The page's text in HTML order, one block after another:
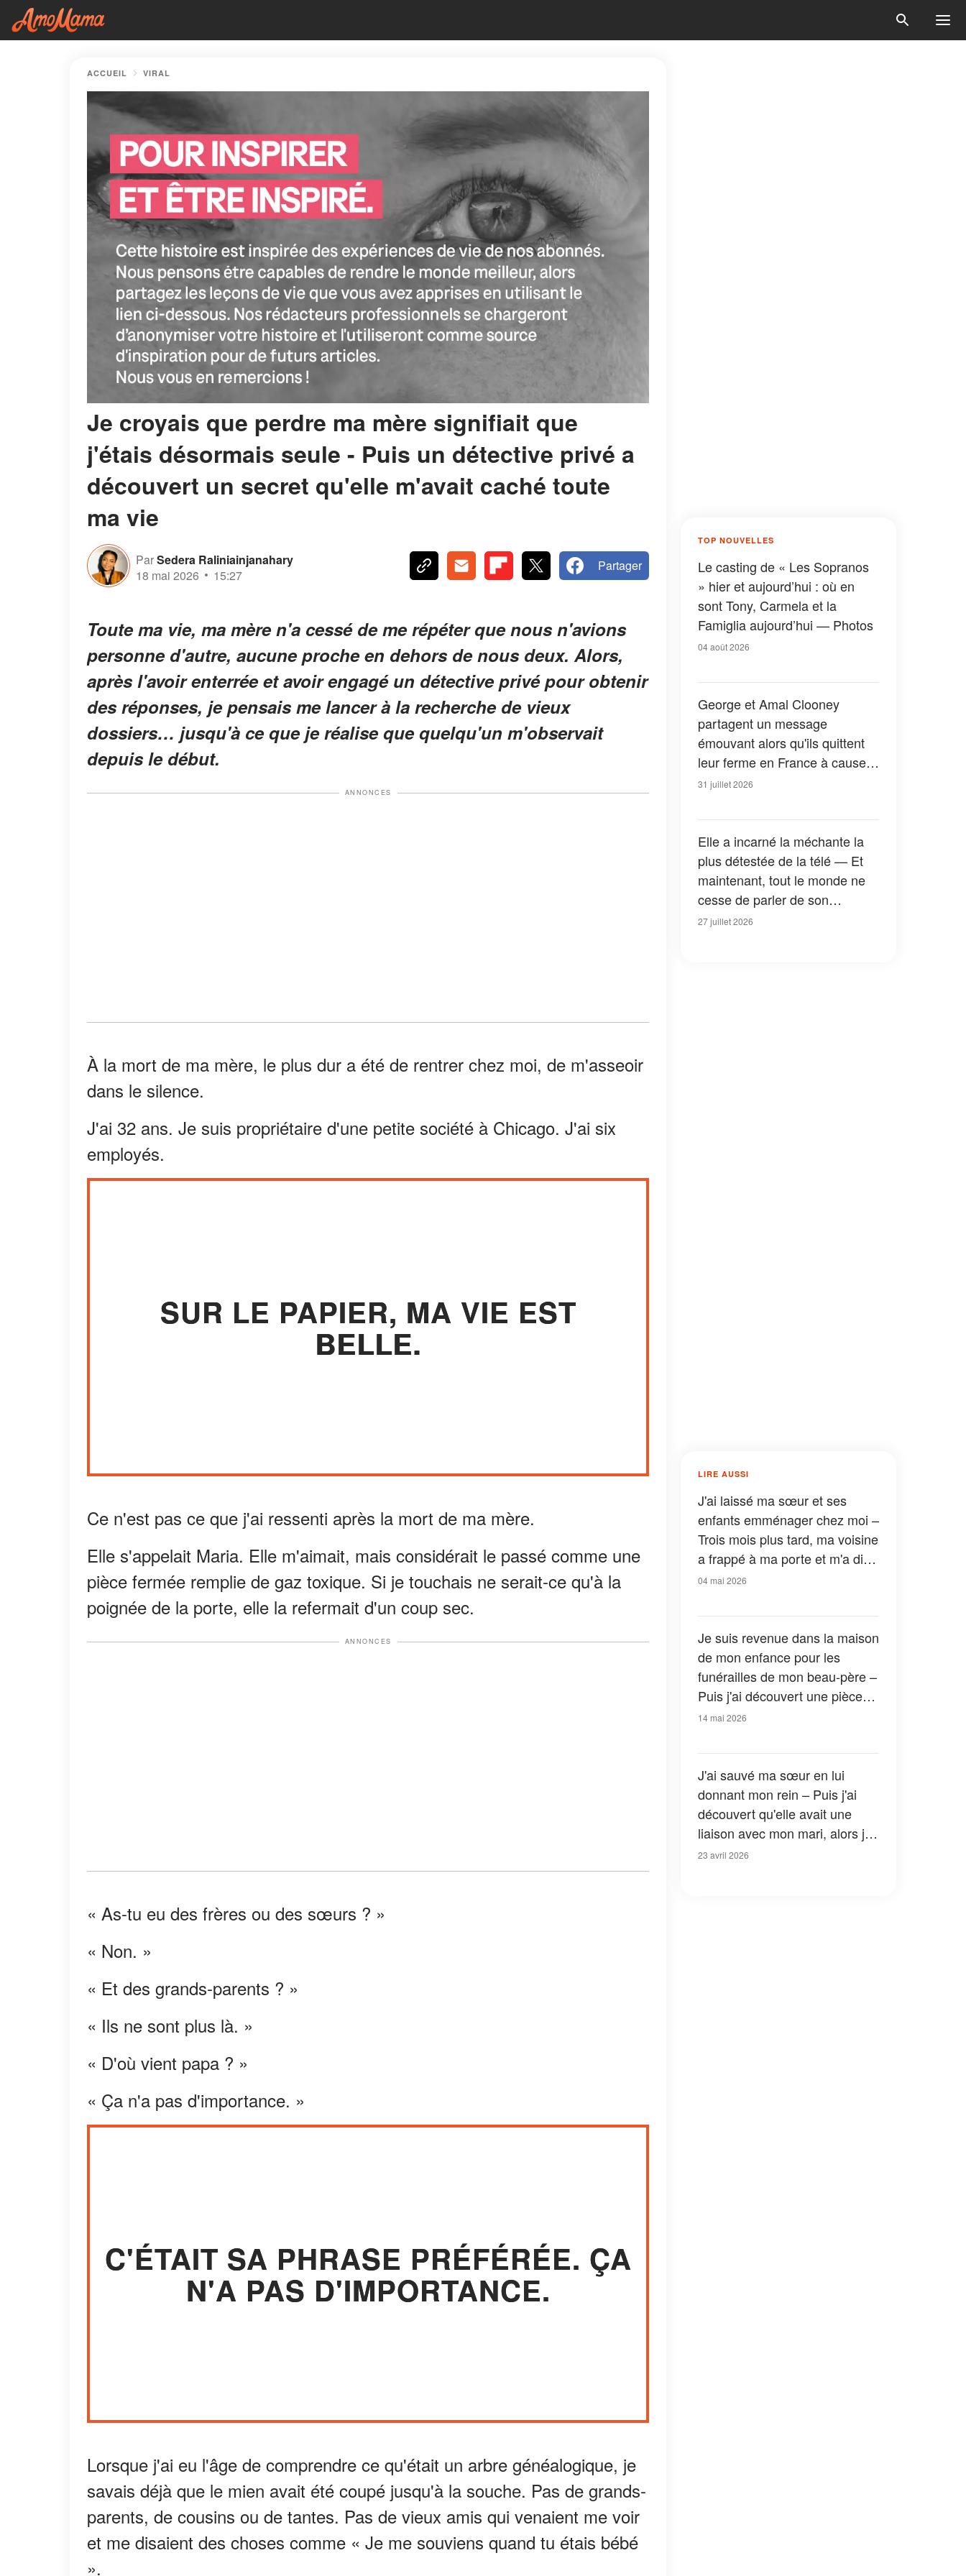
ACCUEIL VIRAL
Je croyais que perdre ma mère signifiait que
j'étais désormais seule - Puis un détective privé a
découvert un secret qu'elle m'avait caché toute
ma vie
ParSedera Raliniainjanahary
18 mai 2026
15:27
Partager
Toute ma vie, ma mère n'a cessé de me répéter que nous n'avions
personne d'autre, aucune proche en dehors de nous deux. Alors,
après l'avoir enterrée et avoir engagé un détective privé pour obtenir
des réponses, je pensais me lancer à la recherche de vieux
dossiers… jusqu'à ce que je réalise que quelqu'un m'observait
depuis le début.
ANNONCES
À la mort de ma mère, le plus dur a été de rentrer chez moi, de m'asseoir
dans le silence.
J'ai 32 ans. Je suis propriétaire d'une petite société à Chicago. J'ai six
employés.
SUR LE PAPIER, MA VIE EST
BELLE.
Ce n'est pas ce que j'ai ressenti après la mort de ma mère.
Elle s'appelait Maria. Elle m'aimait, mais considérait le passé comme une
pièce fermée remplie de gaz toxique. Si je touchais ne serait-ce qu'à la
poignée de la porte, elle la refermait d'un coup sec.
ANNONCES
« As-tu eu des frères ou des sœurs ? »
« Non. »
« Et des grands-parents ? »
« Ils ne sont plus là. »
« D'où vient papa ? »
« Ça n'a pas d'importance. »
C'ÉTAIT SA PHRASE PRÉFÉRÉE. ÇA
N'A PAS D'IMPORTANCE.
Lorsque j'ai eu l'âge de comprendre ce qu'était un arbre généalogique, je
savais déjà que le mien avait été coupé jusqu'à la souche. Pas de grands-
parents, de cousins ou de tantes. Pas de vieux amis qui venaient me voir
et me disaient des choses comme « Je me souviens quand tu étais bébé
».
TOP NOUVELLES
Le casting de « Les Sopranos
» hier et aujourd’hui : où en
sont Tony, Carmela et la
Famiglia aujourd’hui — Photos
04 août 2026
George et Amal Clooney
partagent un message
émouvant alors qu'ils quittent
leur ferme en France à cause
des feux de forêt — Tous les
31 juillet 2026
Elle a incarné la méchante la
plus détestée de la télé — Et
maintenant, tout le monde ne
cesse de parler de son
apparition dans la nouvelle
27 juillet 2026
LIRE AUSSI
J'ai laissé ma sœur et ses
enfants emménager chez moi –
Trois mois plus tard, ma voisine
a frappé à ma porte et m'a dit :
« Vous devriez aller voir ce qu'il
04 mai 2026
Je suis revenue dans la maison
de mon enfance pour les
funérailles de mon beau-père –
Puis j'ai découvert une pièce
fermée à clé, et quand je me
cette porte ! »
14 mai 2026
J'ai sauvé ma sœur en lui
donnant mon rein – Puis j'ai
découvert qu'elle avait une
liaison avec mon mari, alors je
les ai invités à un dîner qu'ils
23 avril 2026